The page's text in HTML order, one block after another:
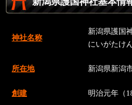
神社名称
新潟県護国
にいがたけ
所在地 新潟県新潟
創建 明治元年（